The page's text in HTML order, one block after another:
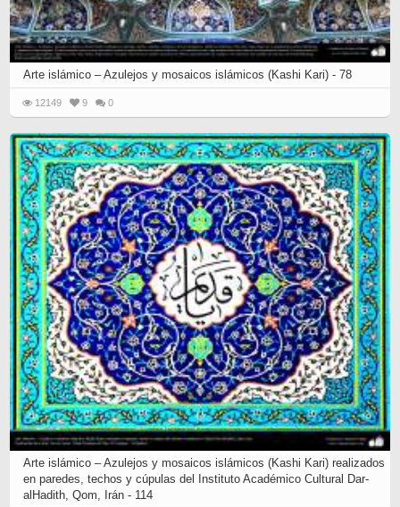
Arte islámico – Azulejos y mosaicos islámicos (Kashi Kari) - 78
12149 9 0
Arte islámico – Azulejos y mosaicos islámicos (Kashi Kari) realizados
en paredes, techos y cúpulas del Instituto Académico Cultural Dar-
alHadith, Qom, Irán - 114